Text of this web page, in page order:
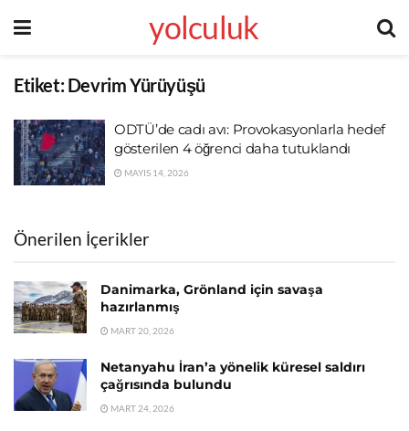
yolculuk
Etiket:Devrim Yürüyüşü
ODTÜ’de cadı avı: Provokasyonlarla hedef
gösterilen 4 öğrenci daha tutuklandı
MAYIS 14, 2026
Önerilen İçerikler
Danimarka, Grönland için savaşa
hazırlanmış
MART 20, 2026
Netanyahu İran’a yönelik küresel saldırı
çağrısında bulundu
MART 24, 2026